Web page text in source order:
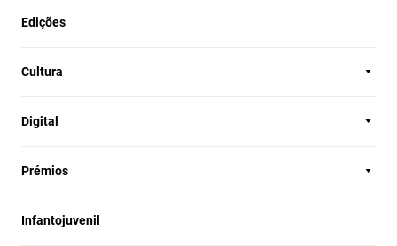
Edições
Cultura
Digital
Prémios
Infantojuvenil